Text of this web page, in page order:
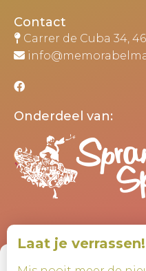
Beheer
Contact
Carrer de Cuba 34,
Onderdeel van:
Laat je verrassen!